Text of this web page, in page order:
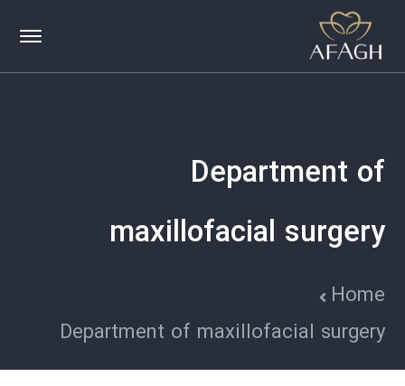
Department of
maxillofacial surgery
Home
Department of maxillofacial surgery